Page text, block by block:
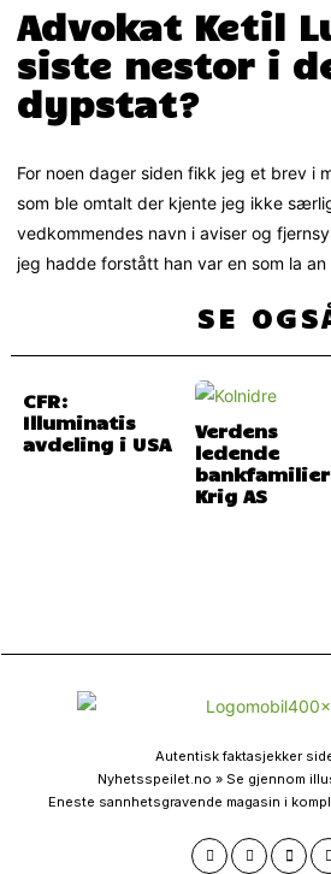
Advokat Ketil
siste nestor i
dypstat?
For noen dager siden fikk jeg et brev i
som ble omtalt der kjente jeg ikke
vedkommendes navn i aviser og
jeg hadde forstått han var en som la
SE
CFR:
Illuminatis
avdeling i USA
Verdens
ledende
bankfamilier
Krig AS
Autentisk faktasjekker
Nyhetsspeilet.no » Se gjennom
Eneste sannhetsgravende magasin i